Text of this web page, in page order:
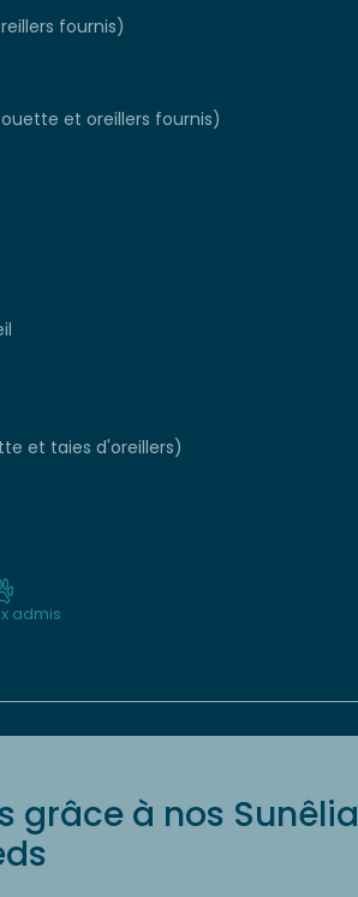
fournis)
et oreillers fournis)
et taies d'oreillers)
admis
grâce à nos Sunêlia